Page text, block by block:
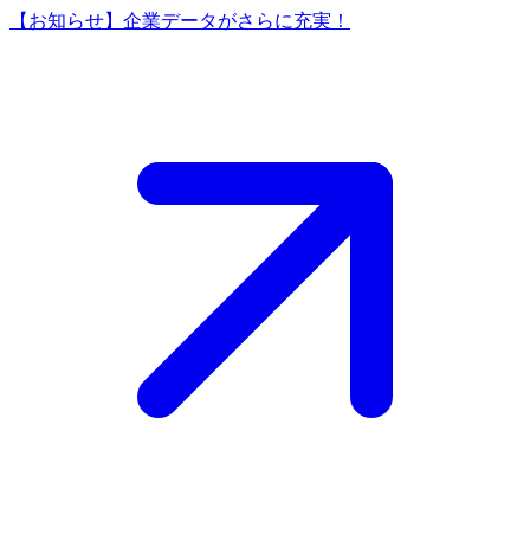
【お知らせ】企業データがさらに充実！